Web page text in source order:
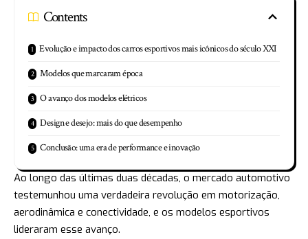
Contents
Evolução e impacto dos carros esportivos mais icônicos do século XXI
Modelos que marcaram época
O avanço dos modelos elétricos
Design e desejo: mais do que desempenho
Conclusão: uma era de performance e inovação
Ao longo das últimas duas décadas, o mercado automotivo
testemunhou uma verdadeira revolução em motorização,
aerodinâmica e conectividade, e os modelos esportivos
lideraram esse avanço.